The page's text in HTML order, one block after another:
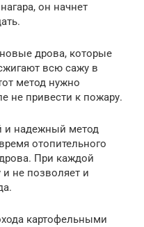
он начнет
дрова, которые
всю сажу в
метод нужно
не привести к пожару.
и надежный метод
отопительного
При каждой
и не позволяет и
картофельными